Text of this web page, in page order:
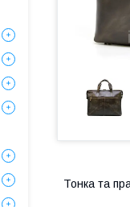
Тонка та